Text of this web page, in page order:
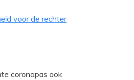
coronapas ook